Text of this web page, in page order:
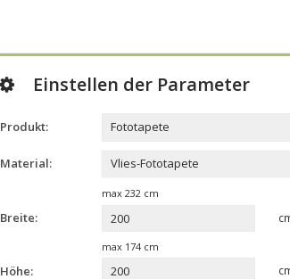
Einstellen der Parameter
Produkt: Fototapete
Material: Vlies-Fototapete
max 232cm
Breite:
max 174cm
Höhe: